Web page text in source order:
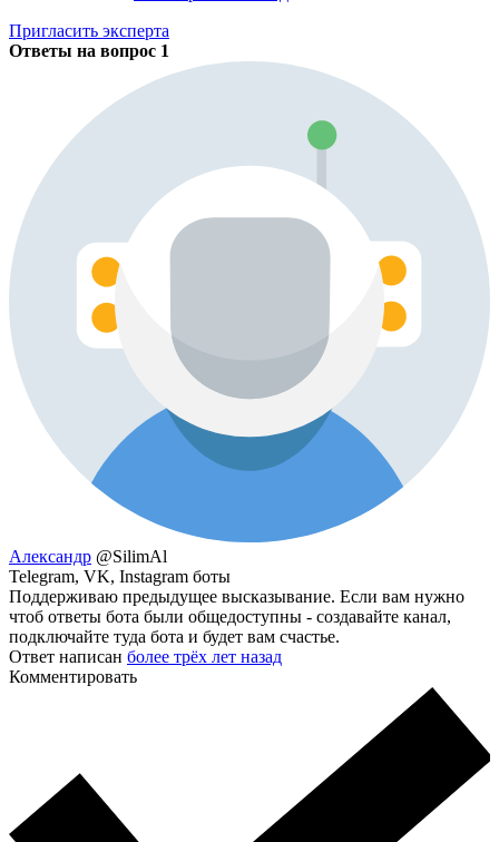
Пригласить эксперта
Ответы на вопрос 1
Александр @SilimAl
Telegram, VK, Instagram боты
Поддерживаю предыдущее высказывание. Если вам нужно
чтоб ответы бота были общедоступны - создавайте канал,
подключайте туда бота и будет вам счастье.
Ответ написан более трёх лет назад
Комментировать